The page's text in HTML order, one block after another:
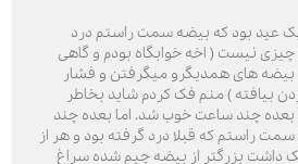
عید بود که بیضه سمت راستم درد
نیست ( اخه خوابگاه بودم و گاهی
بیضه های همدیگرو میگرفتن و فشار
بیافته ) منم فک کردم شاید بخاطر
بعده چند ساعت خوب شد. اما بعده چند
راستم که قبلا درد گرفته بود و هر از
داشت بزرگتر از بیضه چپم شده سراغ